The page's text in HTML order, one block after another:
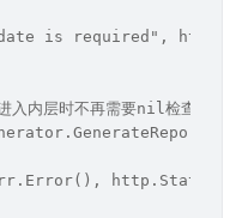
is required",
内层时不再需要nil检查